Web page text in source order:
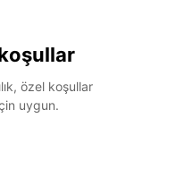
özel koşullar
uygun.